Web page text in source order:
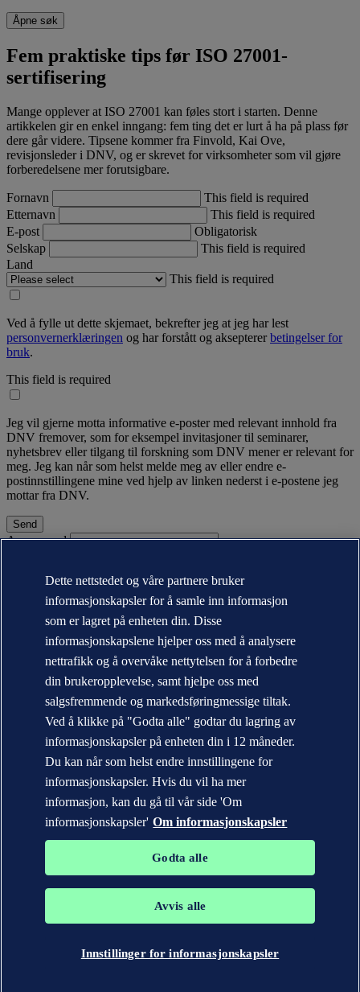
Åpne søk
Fem praktiske tips før ISO 27001-
sertifisering
Mange opplever at ISO 27001 kan føles stort i starten. Denne
artikkelen gir en enkel inngang: fem ting det er lurt å ha på plass før
dere går videre. Tipsene kommer fra Finvold, Kai Ove,
revisjonsleder i DNV, og er skrevet for virksomheter som vil gjøre
forberedelsene mer forutsigbare.
Fornavn
This field is required
Etternavn
This field is required
E-post
Obligatorisk
Selskap
This field is required
Land
This field is required
Ved å fylle ut dette skjemaet, bekrefter jeg at jeg har lest
personvernerklæringen og har forstått og akseptererbetingelser for
bruk.
This field is required
Jeg vil gjerne motta informative e-poster med relevant innhold fra
DNV fremover, som for eksempel invitasjoner til seminarer,
nyhetsbrev eller tilgang til forskning som DNV mener er relevant for
meg. Jeg kan når som helst melde meg av eller endre e-
postinnstillingene mine ved hjelp av linken nederst i e-postene jeg
mottar fra DNV.
A password
Bærekraft
Nyheter og media
Årsrapport
Kontakt DNV
Finn våre kontorer
Personvernerklæring
Betingelser for bruk (Terms of Use)
Copyright © DNV AS 2026
Informasjonskapsler
Varemerkene DNV GL®, DNV®, Horizon Graphic og Det Norske
rettigheter forbeholdt.
Dette nettstedet og våre partnere bruker
informasjonskapsler for å samle inn informasjon
som er lagret på enheten din. Disse
informasjonskapslene hjelper oss med å analysere
nettrafikk og å overvåke nettytelsen for å forbedre
din brukeropplevelse, samt hjelpe oss med
salgsfremmende og markedsføringmessige tiltak.
Ved å klikke på "Godta alle" godtar du lagring av
informasjonskapsler på enheten din i 12 måneder.
Du kan når som helst endre innstillingene for
informasjonskapsler. Hvis du vil ha mer
informasjon, kan du gå til vår side 'Om
informasjonskapsler' Om informasjonskapsler
Godta alle
Avvis alle
Innstillinger for informasjonskapsler